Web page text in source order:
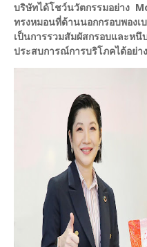
บริษัทได้โชว์นวัตกรรมอย่าง
ทรงหมอนที่ด้านนอกกรอบพอ
เป็นการรวมสัมผัสกรอบและห
ประสบการณ์การบริโภคได้อย่